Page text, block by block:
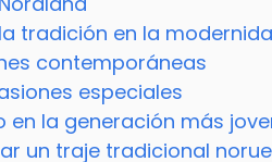
tradición en la
contemporáneas
especiales
en la generación más
un traje tradicional